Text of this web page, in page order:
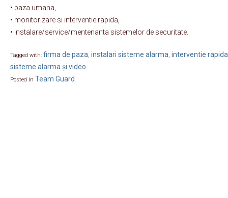
• paza umana,
• monitorizare si interventie rapida,
• instalare/service/mentenanta sistemelor de securitate.
Tagged with: firma de paza, instalari sisteme alarma, interventie rapida
sisteme alarma și video
Posted in Team Guard